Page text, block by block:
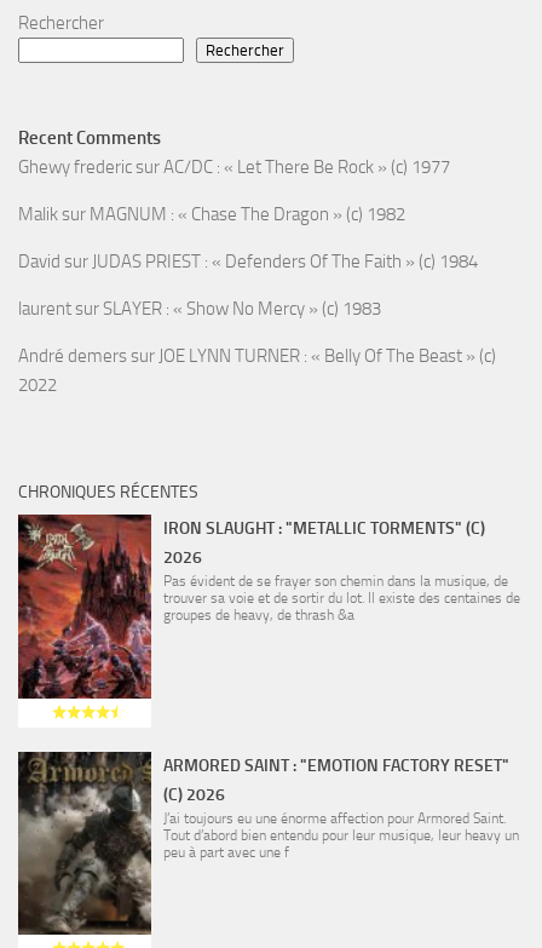
Rechercher
Rechercher
Recent Comments
Ghewy fredericsurAC/DC : « Let There Be Rock » (c) 1977
Maliksur MAGNUM : « Chase The Dragon » (c) 1982
David sur JUDAS PRIEST : « Defenders Of The Faith » (c) 1984
laurentsur SLAYER : « Show No Mercy » (c) 1983
André demerssur JOE LYNN TURNER : « Belly Of The Beast » (c)
2022
CHRONIQUES RÉCENTES
IRON SLAUGHT : "METALLIC TORMENTS" (C)
2026
Pas évident de se frayer son chemin dans la musique, de
trouver sa voie et de sortir du lot. Il existe des centaines de
groupes de heavy, de thrash &a
ARMORED SAINT : "EMOTION FACTORY RESET"
(C) 2026
J’ai toujours eu une énorme affection pour Armored Saint.
Tout d’abord bien entendu pour leur musique, leur heavy un
peu à part avec une f